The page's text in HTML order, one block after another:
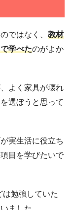
ではなく、 教材
学べたのがよか
よく家具が壊れ
選ぼうと思って
実生活に役立ち
目を学びたいで
勉強していた